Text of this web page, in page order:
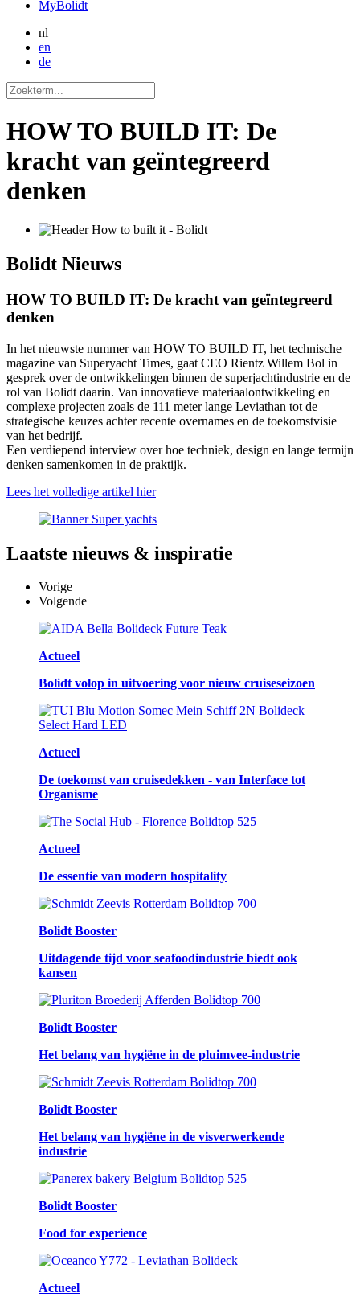
MyBolidt
nl
en
de
HOW TO BUILD IT: De
kracht van geïntegreerd
denken
Bolidt Nieuws
HOW TO BUILD IT: De kracht van geïntegreerd
denken
In het nieuwste nummer van HOW TO BUILD IT, het technische
magazine van Superyacht Times, gaat CEO Rientz Willem Bol in
gesprek over de ontwikkelingen binnen de superjachtindustrie en de
rol van Bolidt daarin. Van innovatieve materiaalontwikkeling en
complexe projecten zoals de 111 meter lange Leviathan tot de
strategische keuzes achter recente overnames en de toekomstvisie
van het bedrijf.
Een verdiepend interview over hoe techniek, design en lange termijn
denken samenkomen in de praktijk.
Lees het volledige artikel hier
Laatste nieuws & inspiratie
Vorige
Volgende
Actueel
Bolidt volop in uitvoering voor nieuw cruiseseizoen
Actueel
De toekomst van cruisedekken - van Interface tot
Organisme
Actueel
De essentie van modern hospitality
Bolidt Booster
Uitdagende tijd voor seafoodindustrie biedt ook
kansen
Bolidt Booster
Het belang van hygiëne in de pluimvee-industrie
Bolidt Booster
Het belang van hygiëne in de visverwerkende
industrie
Bolidt Booster
Food for experience
Actueel